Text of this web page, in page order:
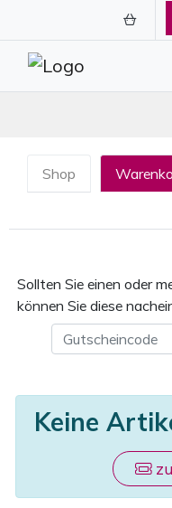
Shop
Sollten Sie einen oder
können Sie diese
Gutscheincode
Keine